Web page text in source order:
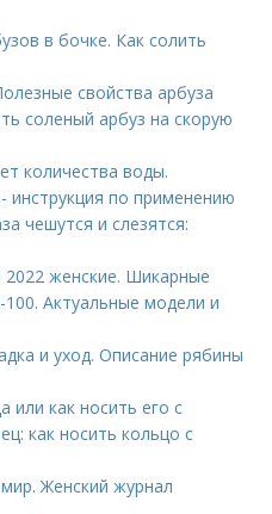
в бочке. Как солить
свойства арбуза
соленый арбуз на скорую
количества воды.
по применению
чешутся и слезятся:
женские. Шикарные
Актуальные модели и
и уход. Описание рябины
или как носить его с
как носить кольцо с
Женский журнал